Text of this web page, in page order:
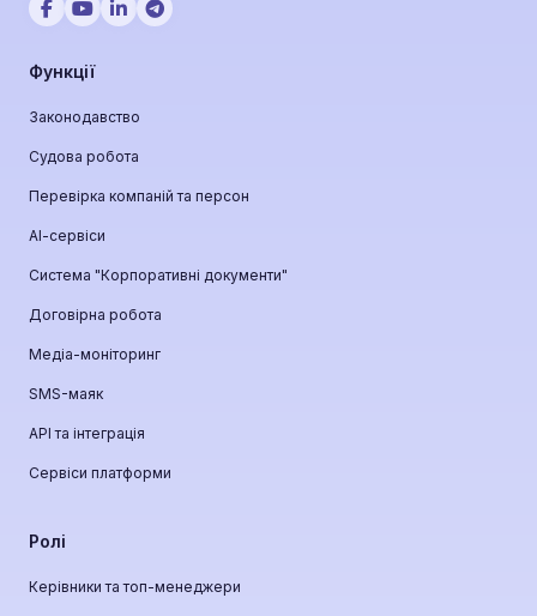
Функції
Законодавство
Судова робота
Перевірка компаній та персон
АІ-сервіси
Система "Корпоративні документи"
Договірна робота
Медіа-моніторинг
SMS-маяк
API та інтеграція
Сервіси платформи
Ролі
Керівники та топ-менеджери